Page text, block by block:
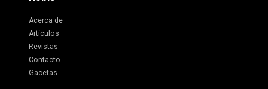
Acerca de
Artículos
Revistas
Contacto
Gacetas